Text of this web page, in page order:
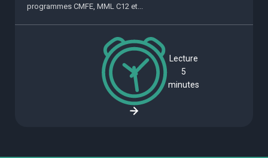
programmes CMFE, MML C12 et...
Lecture
5
minutes